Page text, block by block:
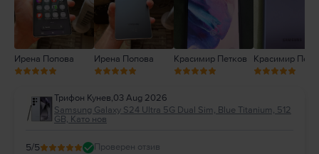
Ирена Попова Ирена Попова Красимир Петков Красимир
Трифон Кунев,03 Aug 2026
Samsung Galaxy S24 Ultra 5G Dual Sim, Blue Titanium, 512
GB, Като нов
5/5 Проверен отзив